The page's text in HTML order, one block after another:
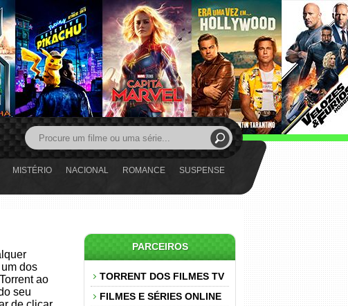
MISTÉRIO NACIONAL ROMANCE
SUSPENSE
dos
ao
seu
PARCEIROS
TORRENT DOS FILMES TV
FILMES E SÉRIES ONLINE